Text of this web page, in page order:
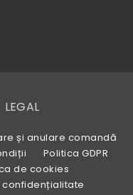
LEGAL
și anulare comandă
Politica GDPR
de cookies
confidențialitate